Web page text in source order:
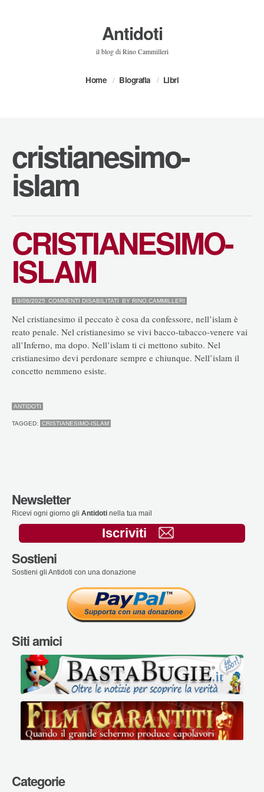
Antidoti
il blog di Rino Cammilleri
Home Biografia Libri
cristianesimo-
islam
CRISTIANESIMO-
ISLAM
19/06/2025 COMMENTI DISABILITATI SU
BY RINO.CAMMILLERI
Nel cristianesimo il peccato è cosa da confessore, nell’islam è
reato penale. Nel cristianesimo se vivi bacco-tabacco-venere vai
all’Inferno, ma dopo. Nell’islam ti ci mettono subito. Nel
cristianesimo devi perdonare sempre e chiunque. Nell’islam il
concetto nemmeno esiste.
ANTIDOTI
TAGGED: CRISTIANESIMO-ISLAM
Newsletter
Ricevi ogni giorno gli Antidoti nella tua mail
Iscriviti
Sostieni
Sostieni gli Antidoti con una donazione
Siti amici
Categorie